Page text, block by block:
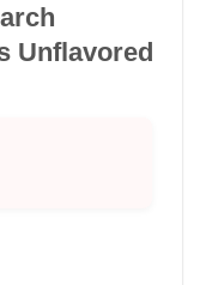
Unflavored